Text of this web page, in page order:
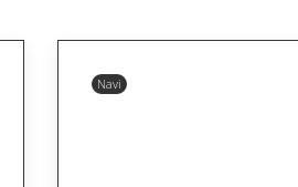
Navi